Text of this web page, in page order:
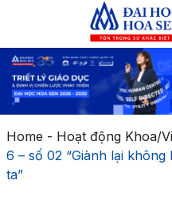
Home - Hoạt động Khoa/
6 – số 02 “Giành lại
ta”